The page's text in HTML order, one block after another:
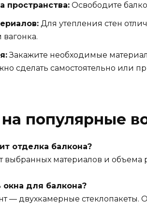
пространства: Освободите
Для утепления стен
Закажите необходимые
сделать самостоятельно или
популярные
отделка балкона?
выбранных материалов и объема
окна для балкона?
— двухкамерные стеклопакеты.